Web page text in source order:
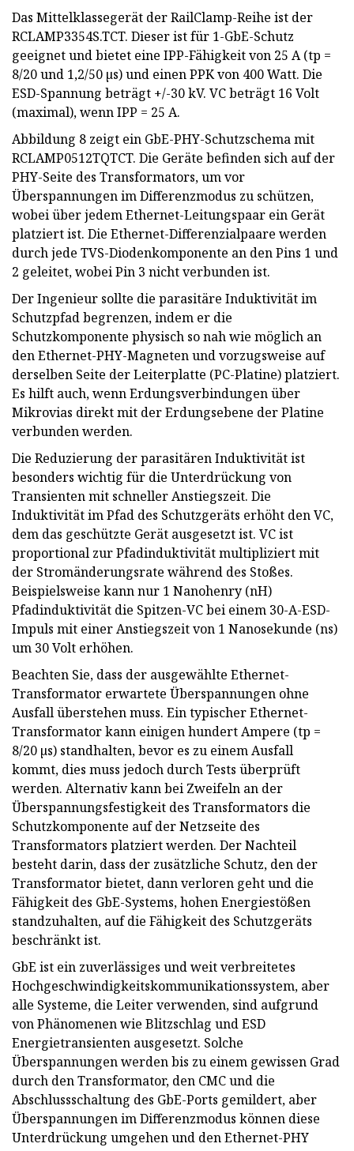
Das Mittelklassegerät der RailClamp-Reihe ist der
RCLAMP3354S.TCT. Dieser ist für 1-GbE-Schutz
geeignet und bietet eine IPP-Fähigkeit von 25 A (tp =
8/20 und 1,2/50 µs) und einen PPK von 400 Watt. Die
ESD-Spannung beträgt +/-30 kV. VC beträgt 16 Volt
(maximal), wenn IPP = 25 A.
Abbildung 8 zeigt ein GbE-PHY-Schutzschema mit
RCLAMP0512TQTCT. Die Geräte befinden sich auf der
PHY-Seite des Transformators, um vor
Überspannungen im Differenzmodus zu schützen,
wobei über jedem Ethernet-Leitungspaar ein Gerät
platziert ist. Die Ethernet-Differenzialpaare werden
durch jede TVS-Diodenkomponente an den Pins 1 und
2 geleitet, wobei Pin 3 nicht verbunden ist.
Der Ingenieur sollte die parasitäre Induktivität im
Schutzpfad begrenzen, indem er die
Schutzkomponente physisch so nah wie möglich an
den Ethernet-PHY-Magneten und vorzugsweise auf
derselben Seite der Leiterplatte (PC-Platine) platziert.
Es hilft auch, wenn Erdungsverbindungen über
Mikrovias direkt mit der Erdungsebene der Platine
verbunden werden.
Die Reduzierung der parasitären Induktivität ist
besonders wichtig für die Unterdrückung von
Transienten mit schneller Anstiegszeit. Die
Induktivität im Pfad des Schutzgeräts erhöht den VC,
dem das geschützte Gerät ausgesetzt ist. VC ist
proportional zur Pfadinduktivität multipliziert mit
der Stromänderungsrate während des Stoßes.
Beispielsweise kann nur 1 Nanohenry (nH)
Pfadinduktivität die Spitzen-VC bei einem 30-A-ESD-
Impuls mit einer Anstiegszeit von 1 Nanosekunde (ns)
um 30 Volt erhöhen.
Beachten Sie, dass der ausgewählte Ethernet-
Transformator erwartete Überspannungen ohne
Ausfall überstehen muss. Ein typischer Ethernet-
Transformator kann einigen hundert Ampere (tp =
8/20 µs) standhalten, bevor es zu einem Ausfall
kommt, dies muss jedoch durch Tests überprüft
werden. Alternativ kann bei Zweifeln an der
Überspannungsfestigkeit des Transformators die
Schutzkomponente auf der Netzseite des
Transformators platziert werden. Der Nachteil
besteht darin, dass der zusätzliche Schutz, den der
Transformator bietet, dann verloren geht und die
Fähigkeit des GbE-Systems, hohen Energiestößen
standzuhalten, auf die Fähigkeit des Schutzgeräts
beschränkt ist.
GbE ist ein zuverlässiges und weit verbreitetes
Hochgeschwindigkeitskommunikationssystem, aber
alle Systeme, die Leiter verwenden, sind aufgrund
von Phänomenen wie Blitzschlag und ESD
Energietransienten ausgesetzt. Solche
Überspannungen werden bis zu einem gewissen Grad
durch den Transformator, den CMC und die
Abschlussschaltung des GbE-Ports gemildert, aber
Überspannungen im Differenzmodus können diese
Unterdrückung umgehen und den Ethernet-PHY